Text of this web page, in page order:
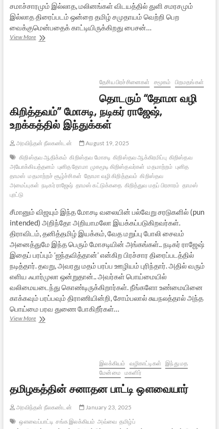
சமாச்சாரமும் இல்லாத, மலினங்கள் விடயத்தில் துளி சமரசமும்
இல்லாத திரைப்படம் ஒன்றை தமிழ் சமுதாயம் வெற்றி பெற
வைக்குமென்பதைக் காட்டியிருக்கிறது பைசன்…
View More‘பைசன்’
தேசிய பிரச்சினைகள் சமூகம் பிறமதங்கள்
தொடரும் “தோமா வழி
கிறித்தவம்” மோசடி, நடிகர் ராஜேஷ்,
உறக்கத்தில் இந்துக்கள்
அரவிந்தன் நீலகண்டன்
August 19, 2025
கிறிஸ்தவ ஆதிக்கம் கிறிஸ்தவ மோசடி கிறிஸ்தவ ஆக்கிரமிப்பு கிறிஸ்தவ
அயோக்கியத்தனம் புனித தோமா முகமூடி கிறிஸ்தவர்கள் மதமாற்றம் புனித
தாமஸ் மதமாற்றச் சூழ்ச்சிகள் தோமா வழி கிறித்தவம் கிறிஸ்தவ
அமைப்புகள் நடிகர் ராஜேஷ் தாமஸ் கட்டுக்கதை கிறித்துவ மதப் பிரசாரம் தாமஸ்
புரட்டு
சீமானும் விஜயும் இந்த மோசடி வலையின் பல்வேறு சரடுகளில் (pun
intended) அறிந்தோ அறியாமலோ இயக்கப்படுகிறவர்கள்.
திராவிடம், தனித்தமிழ் இயக்கம், வேத மறுப்பு போலி சைவம்
அனைத்துமே இந்த பெரும் மோசடியின் அங்கங்கள்.. நடிகர் ராஜேஷ்
இதைப் பரப்பும் ‘ஐந்தவித்தான்’ என்கிற பிரச்சார திரைப்படத்தில்
நடித்தார். தவறு, அவரது மதம் பரப்ப ஊழியம் புரிந்தார். அதில் வரும்
எளிய ஃபார்முலா ஒன்றுதான்.. அவர்கள் பொய்மையில்
வலிமையடைந்து கொண்டிருக்கிறார்கள். நீங்களோ உண்மையினை
காக்கவும் பரப்பவும் திராணியின்றி, சோம்பலால் சுயநலத்தால் அந்த
பொய்மை பரவ துணை போகிறீர்கள்…
View Moreதொடரும்
இந்துக்கள்
இலக்கியம் வழிகாட்டிகள்
இந்து மத
மேன்மை மகளிர்
தமிழகத்தின் சனாதன பாட்டி ஔவையார்
அரவிந்தன் நீலகண்டன்
January 23, 2025
ஔவைப்பாட்டி சங்க இலக்கியம் அவ்வை தமிழ்ப்